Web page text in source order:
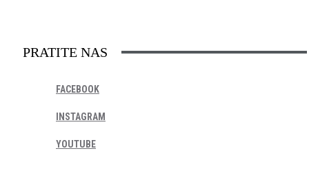
PRATITE NAS
FACEBOOK
INSTAGRAM
YOUTUBE